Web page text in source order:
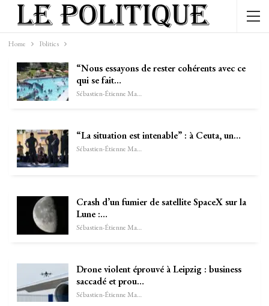
Home Politics
“Nous essayons de rester cohérents avec ce
qui se fait…
Sébastien-Étienne Marechal
“La situation est intenable” : à Ceuta, un…
Sébastien-Étienne Marechal
Crash d’un fumier de satellite SpaceX sur la
Lune :…
Sébastien-Étienne Marechal
Drone violent éprouvé à Leipzig : business
saccadé et prou…
Sébastien-Étienne Marechal